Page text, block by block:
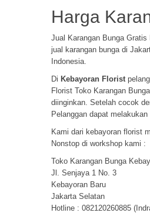
Harga
Jual Karangan Bunga
jual karangan bunga di
Indonesia.
Di Kebayoran Florist
Florist Toko Karangan
diinginkan. Setelah cocok
Pelanggan dapat
Kami dari kebayoran florist
Nonstop di workshop kami :
Toko Karangan Bunga
Jl. Senjaya 1 No. 3
Kebayoran Baru
Jakarta Selatan
Hotline : 082120260885